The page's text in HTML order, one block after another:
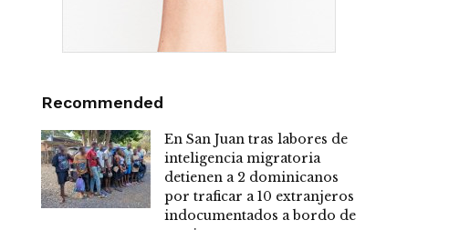
Recommended
En San Juan tras labores de
inteligencia migratoria
detienen a 2 dominicanos
por traficar a 10 extranjeros
indocumentados a bordo de